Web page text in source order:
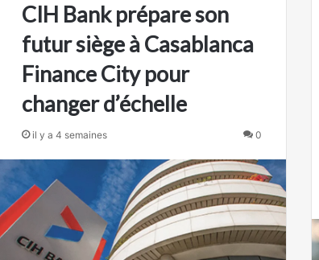
CIH Bank prépare son
futur siège à Casablanca
Finance City pour
changer d’échelle
il y a 4 semaines 0